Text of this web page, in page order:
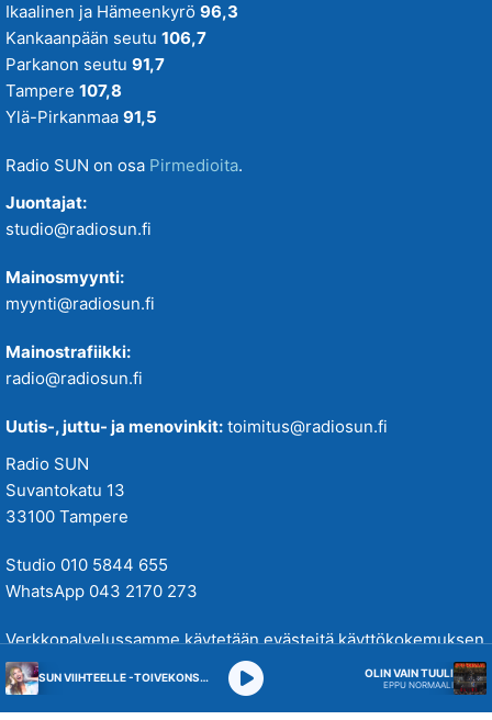
Ikaalinen ja Hämeenkyrö 96,3
Kankaanpään seutu 106,7
Parkanon seutu 91,7
Tampere 107,8
Ylä-Pirkanmaa 91,5
Radio SUN on osa Pirmedioita.
Juontajat:
studio@radiosun.fi
Mainosmyynti:
myynti@radiosun.fi
Mainostrafiikki:
radio@radiosun.fi
Uutis-, juttu- ja menovinkit: toimitus@radiosun.fi
Radio SUN
Suvantokatu 13
33100 Tampere
Studio 010 5844 655
WhatsApp 043 2170 273
Verkkopalvelussamme käytetään evästeitä käyttökokemuksen
parantamiseksi. Tutustu tietosuojakäytäntöihimmetäällä.
SUN VIIHTEELLE -TOIVEKONSERTTI OLIN VAIN TUULI
EPPU NORMAALI